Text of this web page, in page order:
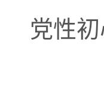
党性初